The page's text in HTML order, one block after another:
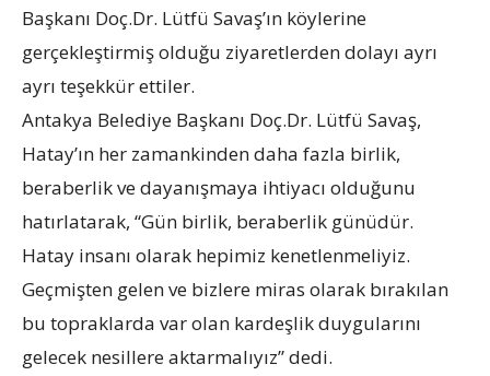
Başkanı Doç.Dr. Lütfü Savaş’ın köylerine
gerçekleştirmiş olduğu ziyaretlerden dolayı ayrı
ayrı teşekkür ettiler.
Antakya Belediye Başkanı Doç.Dr. Lütfü Savaş,
Hatay’ın her zamankinden daha fazla birlik,
beraberlik ve dayanışmaya ihtiyacı olduğunu
hatırlatarak, “Gün birlik, beraberlik günüdür.
Hatay insanı olarak hepimiz kenetlenmeliyiz.
Geçmişten gelen ve bizlere miras olarak bırakılan
bu topraklarda var olan kardeşlik duygularını
gelecek nesillere aktarmalıyız” dedi.